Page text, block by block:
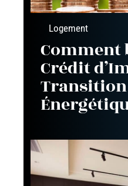
Logement
Comment
Crédit
Transition